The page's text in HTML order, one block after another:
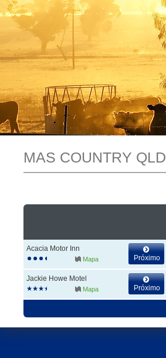
MAS COUNTRY QLD
Acacia Motor Inn
Mapa Próximo
Jackie Howe Motel
Mapa Próximo